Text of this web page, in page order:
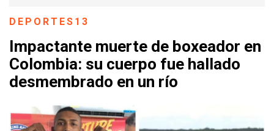
DEPORTES13
Impactante muerte de boxeador en
Colombia: su cuerpo fue hallado
desmembrado en un río